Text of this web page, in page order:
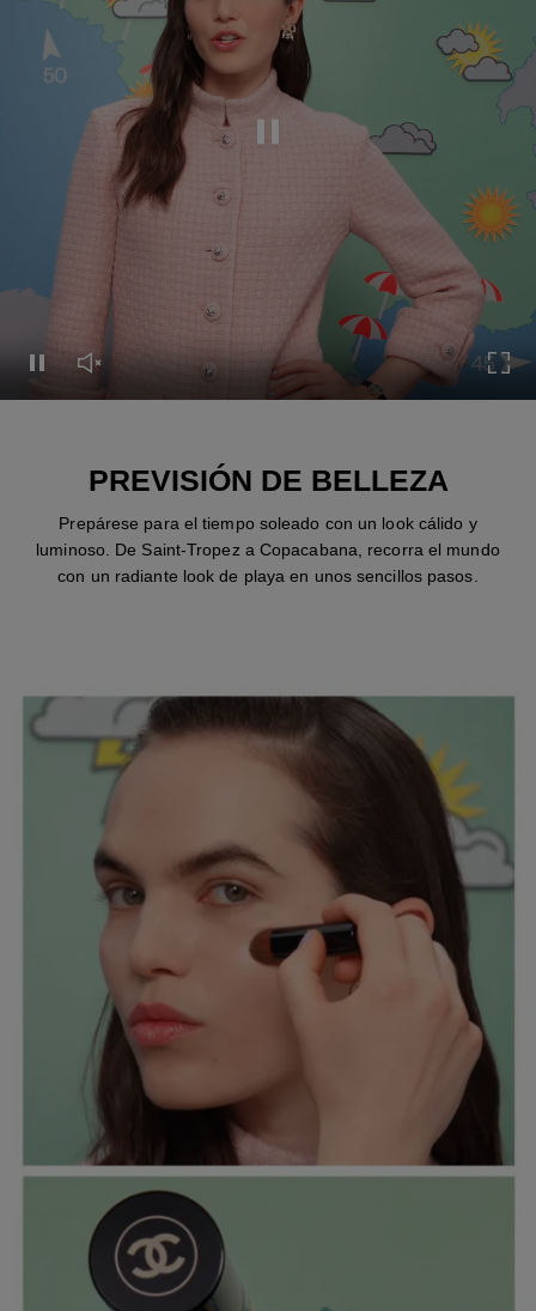
Pausar el vídeo
Pausar el vídeo
Activar el sonido del vídeo
PREVISIÓN DE BELLEZA
Prepárese para el tiempo soleado con un look cálido y
luminoso. De Saint-Tropez a Copacabana, recorra el mundo
con un radiante look de playa en unos sencillos pasos.